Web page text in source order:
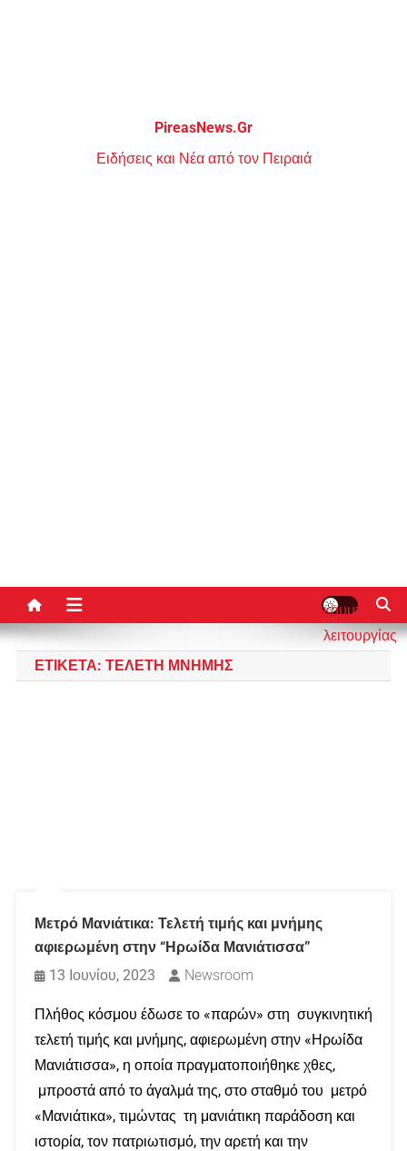
PireasNews.Gr
Ειδήσεις και Νέα από τον Πειραιά
κουμπί
λειτουργίας
ΕΤΙΚΈΤΑ: ΤΕΛΕΤΉ ΜΝΉΜΗΣ
Μετρό Μανιάτικα: Τελετή τιμής και μνήμης
αφιερωμένη στην “Ηρωίδα Μανιάτισσα”
13 Ιουνίου, 2023
Newsroom
Πλήθος κόσμου έδωσε το «παρών» στη συγκινητική
τελετή τιμής και μνήμης, αφιερωμένη στην «Ηρωίδα
Μανιάτισσα», η οποία πραγματοποιήθηκε χθες,
μπροστά από το άγαλμά της, στο σταθμό του μετρό
«Μανιάτικα», τιμώντας τη μανιάτικη παράδοση και
ιστορία, τον πατριωτισμό, την αρετή και την